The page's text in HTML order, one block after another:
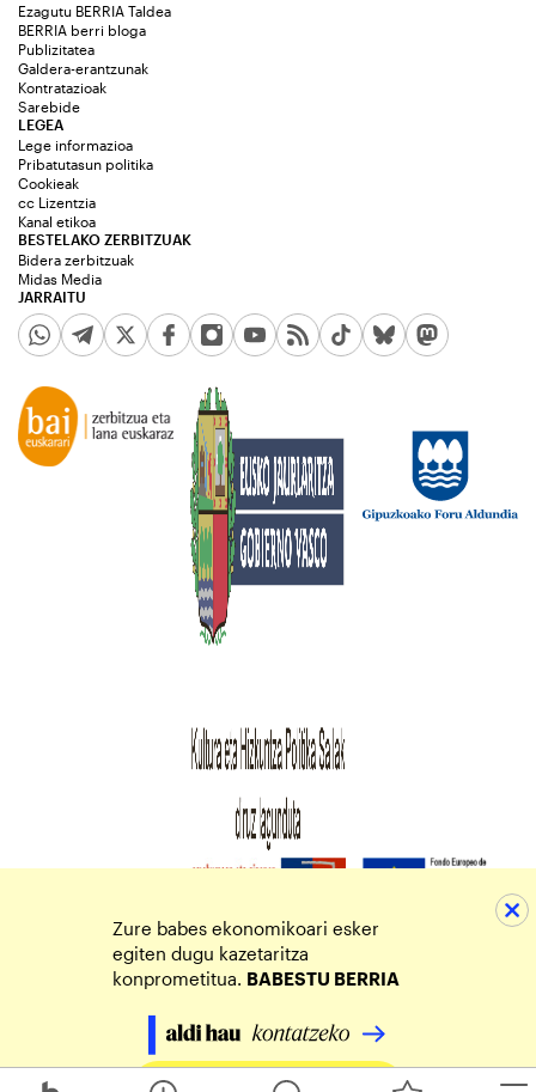
Ezagutu BERRIA Taldea
BERRIA berri bloga
Publizitatea
Galdera-erantzunak
Kontratazioak
Sarebide
JARRAITU
LEGEA
Lege informazioa
Pribatutasun politika
Cookieak
cc Lizentzia
Kanal etikoa
BESTELAKO ZERBITZUAK
Bidera zerbitzuak
Midas Media
Zure babes ekonomikoari esker
egiten dugu kazetaritza
konprometitua. BABESTU BERRIA